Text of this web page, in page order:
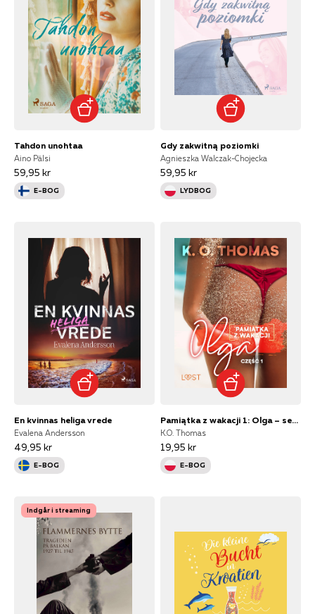
Tahdon unohtaa
Aino Pälsi
59,95 kr
E-BOG
Gdy zakwitną poziomki
Agnieszka Walczak-Chojecka
59,95 kr
LYDBOG
En kvinnas heliga vrede
Evalena Andersson
49,95 kr
E-BOG
Pamiątka z wakacji 1: Olga – seria erotyczna
K.O. Thomas
19,95 kr
E-BOG
Indgår i streaming